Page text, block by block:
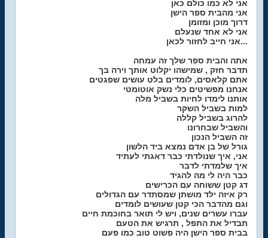
אני לא כמו כולם כאן
אני מהבית ספר הישן
דרוך מוכן ומזומן
אני לא אחד שנעלם
אני חייב לחזור לכאן...
אתה והבית ספר שלך זה עמחה
תדבר חזק , שמישהו יקלוט אותך וירה בך
אתם קלאסים, לומדים בלט עושים שפגטים
אנחנו מפשיטים כלי נשק אוטומטי
אותנו לימדו לחיות בשביל מלה
למות בשביל השקר
להרוג בשביל קללה
והשביל שבחרונו
זה השביל הנכון
גורל של בן אדם נמצא ביד הלשון
אני, איך שנולדתי כבר דאגתי לעתיד
איך שלמדתי לדבר
כבר היה לי מה להגיד
דג קטן ששוחה עם הכרישים
רק איזה ילד מושתן שמסתדר עם הגדולים
וגם מהדבר הכי קטן שעושים לומדים
עברו עשרים שנים, ויש לי תואר בחוכמת חיים
תבדיל את התפל , תרגיש את הטעם
בבית ספר הישן היה פשוט טוב כמו פעם